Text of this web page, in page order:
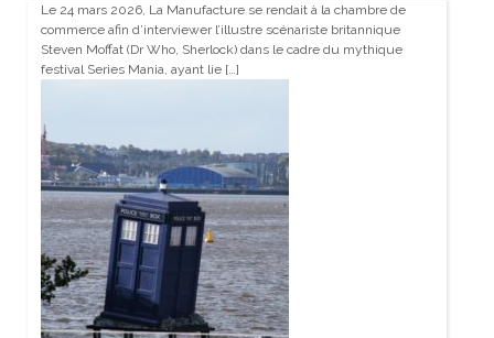
Le 24 mars 2026, La Manufacture se rendait à la chambre de
commerce afin d’interviewer l’illustre scénariste britannique
Steven Moffat (Dr Who, Sherlock) dans le cadre du mythique
festival Series Mania, ayant lie […]